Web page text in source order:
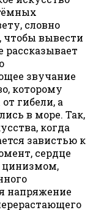
словно
чтобы вывести
рассказывает
звучание
которому
гибели, а
в море. Так,
когда
завистью к
сердце
цинизмом,
напряжение